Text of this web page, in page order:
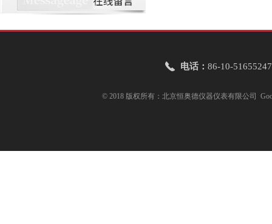
电话： 86-10-51655247
© 2018 版权所有：北京恒奥德仪器仪表有限公司